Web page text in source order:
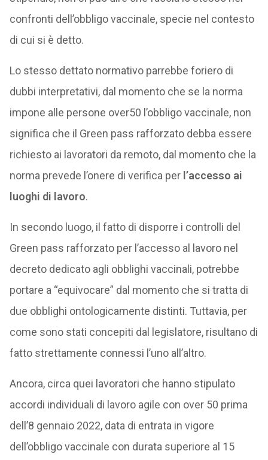
confronti dell’obbligo vaccinale, specie nel contesto
di cui si è detto.
Lo stesso dettato normativo parrebbe foriero di
dubbi interpretativi, dal momento che se la norma
impone alle persone over50 l’obbligo vaccinale, non
significa che il Green pass rafforzato debba essere
richiesto ai lavoratori da remoto, dal momento che la
norma prevede l’onere di verifica per l’accesso ai
luoghi di lavoro.
In secondo luogo, il fatto di disporre i controlli del
Green pass rafforzato per l’accesso al lavoro nel
decreto dedicato agli obblighi vaccinali, potrebbe
portare a “equivocare” dal momento che si tratta di
due obblighi ontologicamente distinti. Tuttavia, per
come sono stati concepiti dal legislatore, risultano di
fatto strettamente connessi l’uno all’altro.
Ancora, circa quei lavoratori che hanno stipulato
accordi individuali di lavoro agile con over 50 prima
dell’8 gennaio 2022, data di entrata in vigore
dell’obbligo vaccinale con durata superiore al 15